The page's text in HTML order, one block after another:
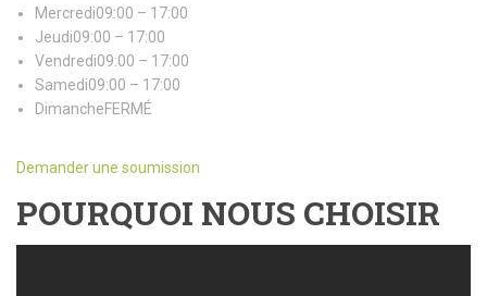
Mercredi09:00 – 17:00
Jeudi09:00 – 17:00
Vendredi09:00 – 17:00
Samedi09:00 – 17:00
DimancheFERMÉ
Demander une soumission
POURQUOI NOUS CHOISIR